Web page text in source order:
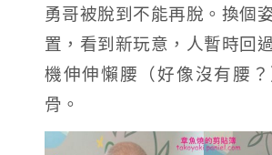
勇哥被脫到不能再脫。換個
置，看到新玩意，人暫時回
機伸伸懶腰（好像沒有腰
骨。